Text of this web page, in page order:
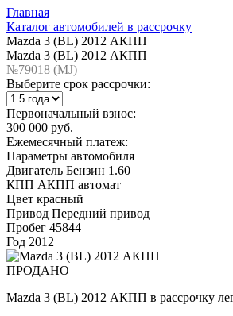
Главная
Каталог автомобилей в рассрочку
Mazda 3 (BL) 2012 АКПП
Mazda 3 (BL) 2012 АКПП
№79018 (МJ)
Выберите срок рассрочки:
Первоначальный взнос:
300 000 руб.
Ежемесячный платеж:
Параметры автомобиля
Двигатель Бензин 1.60
КПП АКПП автомат
Цвет красный
Привод Передний привод
Пробег 45844
Год 2012
ПРОДАНО
Mazda 3 (BL) 2012 АКПП в рассрочку